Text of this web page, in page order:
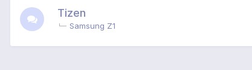
Tizen
Samsung Z1